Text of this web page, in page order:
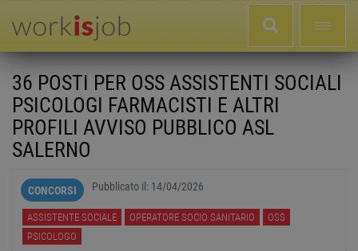
36 POSTI PER OSS ASSISTENTI SOCIALI
PSICOLOGI FARMACISTI E ALTRI
PROFILI AVVISO PUBBLICO ASL
SALERNO
CONCORSI Pubblicato il: 14/04/2026
ASSISTENTE SOCIALE OPERATORE SOCIO SANITARIO
OSS
PSICOLOGO